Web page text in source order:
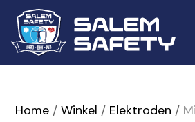
Home /Winkel / Elektroden /